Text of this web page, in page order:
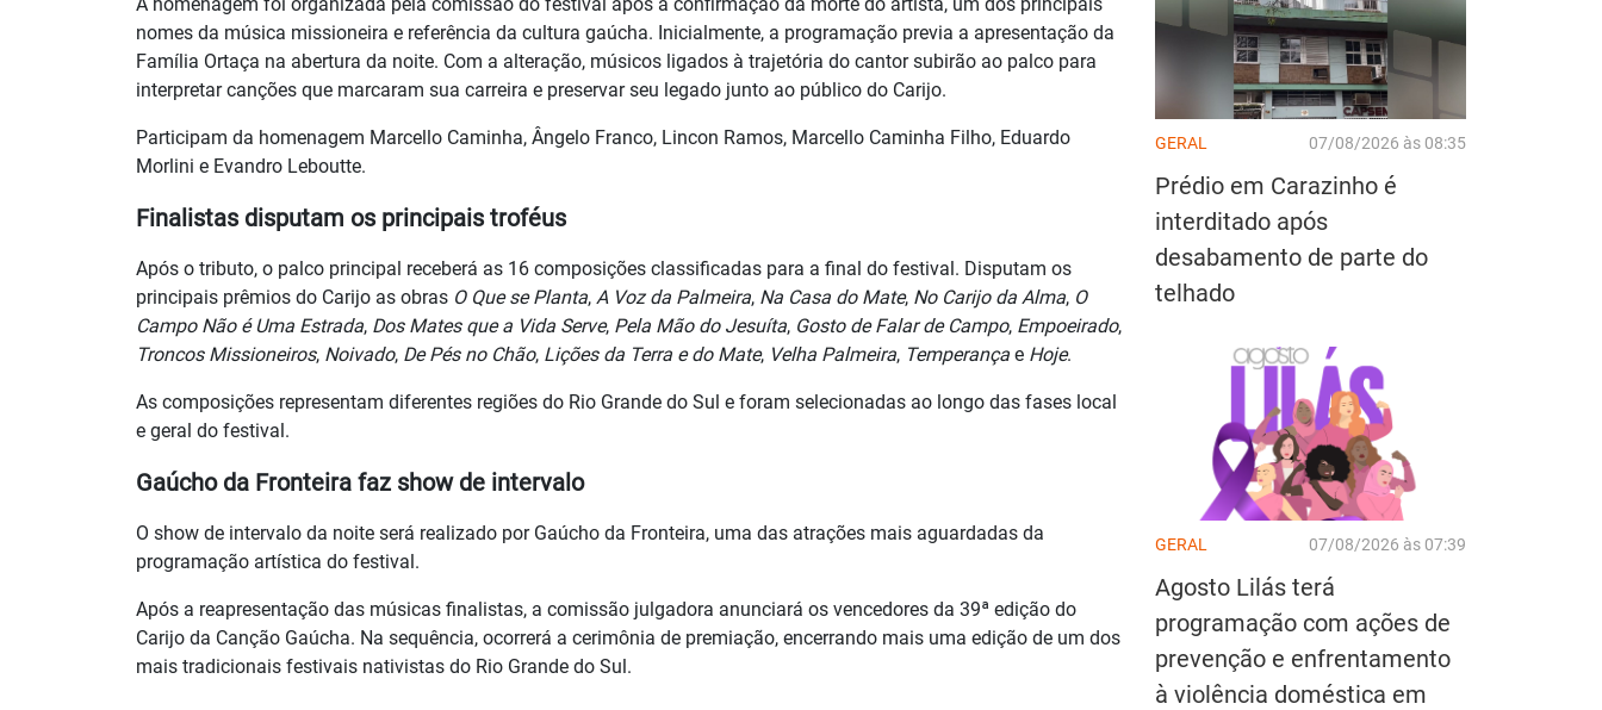
nomes da música missioneira e referência da cultura gaúcha. Inicialmente, a programação previa a apresentação da
Família Ortaça na abertura da noite. Com a alteração, músicos ligados à trajetória do cantor subirão ao palco para
interpretar canções que marcaram sua carreira e preservar seu legado junto ao público do Carijo.
Participam da homenagem Marcello Caminha, Ângelo Franco, Lincon Ramos, Marcello Caminha Filho, Eduardo
Morlini e Evandro Leboutte.
Finalistas disputam os principais troféus
Após o tributo, o palco principal receberá as 16 composições classificadas para a final do festival. Disputam os
principais prêmios do Carijo as obras O Que se Planta, A Voz da Palmeira, Na Casa do Mate, No Carijo da Alma, O
Campo Não é Uma Estrada, Dos Mates que a Vida Serve, Pela Mão do Jesuíta, Gosto de Falar de Campo, Empoeirado,
Troncos Missioneiros, Noivado, De Pés no Chão, Lições da Terra e do Mate, Velha Palmeira, Temperança e Hoje.
As composições representam diferentes regiões do Rio Grande do Sul e foram selecionadas ao longo das fases local
e geral do festival.
Gaúcho da Fronteira faz show de intervalo
O show de intervalo da noite será realizado por Gaúcho da Fronteira, uma das atrações mais aguardadas da
programação artística do festival.
Após a reapresentação das músicas finalistas, a comissão julgadora anunciará os vencedores da 39ª edição do
Carijo da Canção Gaúcha. Na sequência, ocorrerá a cerimônia de premiação, encerrando mais uma edição de um dos
mais tradicionais festivais nativistas do Rio Grande do Sul.
GERAL 07/08/2026 às 08:35
Prédio em Carazinho é
interditado após
desabamento de parte do
telhado
GERAL 07/08/2026 às 07:39
Agosto Lilás terá
programação com ações de
prevenção e enfrentamento
à violência doméstica em